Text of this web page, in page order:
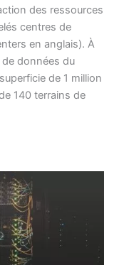
des ressources
centres de
en anglais). À
de données du
de 1 million
140 terrains de